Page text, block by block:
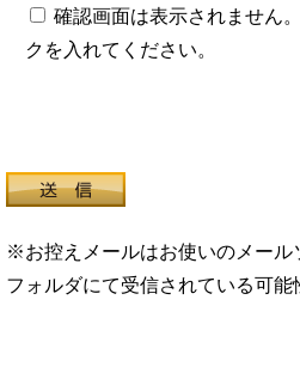
確認画面は表示されません
クを入れてください。
※お控えメールはお使いのメール
フォルダにて受信されている可能